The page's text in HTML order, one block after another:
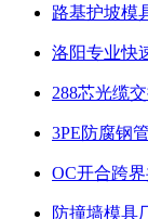
路基护坡模
洛阳专业快
288芯光缆
3PE防腐钢
OC开合跨
防撞墙模具